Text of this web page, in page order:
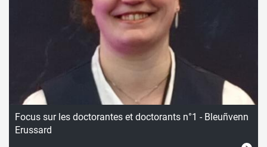
Focus sur les doctorantes et doctorants n°1 - Bleuñvenn
Erussard